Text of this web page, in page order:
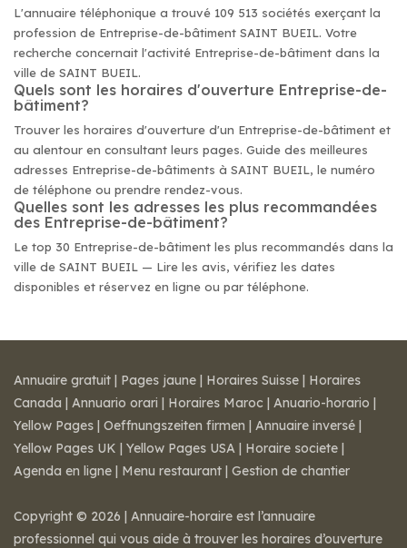
L'annuaire téléphonique a trouvé 109 513 sociétés exerçant la
profession de Entreprise-de-bâtiment SAINT BUEIL. Votre
recherche concernait l'activité Entreprise-de-bâtiment dans la
ville de SAINT BUEIL.
Quels sont les horaires d'ouverture Entreprise-de-
bâtiment?
Trouver les horaires d'ouverture d'un Entreprise-de-bâtiment et
au alentour en consultant leurs pages. Guide des meilleures
adresses Entreprise-de-bâtiments à SAINT BUEIL, le numéro
de téléphone ou prendre rendez-vous.
Quelles sont les adresses les plus recommandées
des Entreprise-de-bâtiment?
Le top 30 Entreprise-de-bâtiment les plus recommandés dans la
ville de SAINT BUEIL — Lire les avis, vérifiez les dates
disponibles et réservez en ligne ou par téléphone.
Annuaire gratuit | Pages jaune | Horaires Suisse | Horaires
Canada | Annuario orari | Horaires Maroc | Anuario-horario |
Yellow Pages | Oeffnungszeiten firmen | Annuaire inversé |
Yellow Pages UK | Yellow Pages USA | Horaire societe |
Agenda en ligne | Menu restaurant | Gestion de chantier
Copyright © 2026 | Annuaire-horaire est l’annuaire
professionnel qui vous aide à trouver les horaires d’ouverture